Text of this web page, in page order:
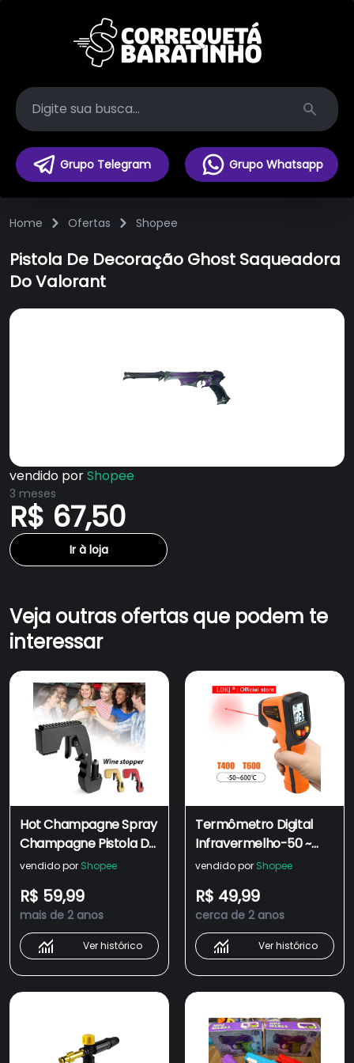
Search
Grupo Telegram Grupo Whatsapp
Home Ofertas Shopee
Pistola De Decoração Ghost Saqueadora
Do Valorant
vendido porShopee
3 meses
R$ 67,50
Ir à loja
Veja outras ofertas que podem te
interessar
Hot Champagne Spray
Champagne Pistola De
Bebida Jogo Arma De
Bar Homem Acessórios
Novidade Acessórios
Do Vinho
vendido por Shopee
R$ 59,99
mais de 2 anos
Ver histórico
Termômetro Digital
Infravermelho-50 ~
600 ° C A Laser Pistola
Ferramentas
Industriais Do Medidor
De Temperatura Sem
Contato
vendido por Shopee
R$ 49,99
cerca de 2 anos
Ver histórico